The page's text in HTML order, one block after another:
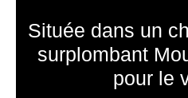
Située dans un
surplombant
pour le